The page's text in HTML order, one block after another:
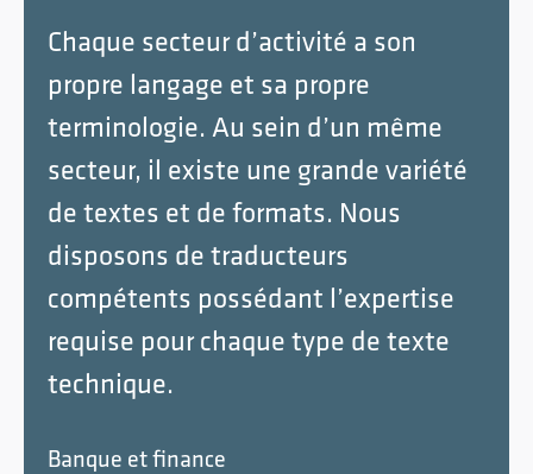
Chaque secteur d’activité a son
propre langage et sa propre
terminologie. Au sein d’un même
secteur, il existe une grande variété
de textes et de formats. Nous
disposons de traducteurs
compétents possédant l’expertise
requise pour chaque type de texte
technique.
Banque et finance